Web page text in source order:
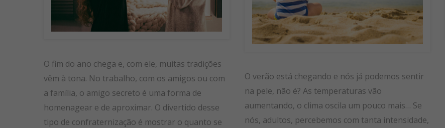
O fim do ano chega e, com ele, muitas tradições
vêm à tona. No trabalho, com os amigos ou com
a família, o amigo secreto é uma forma de
homenagear e de aproximar. O divertido desse
tipo de confraternização é mostrar o quanto se
O verão está chegando e nós já podemos sentir
na pele, não é? As temperaturas vão
aumentando, o clima oscila um pouco mais… Se
nós, adultos, percebemos com tanta intensidade,